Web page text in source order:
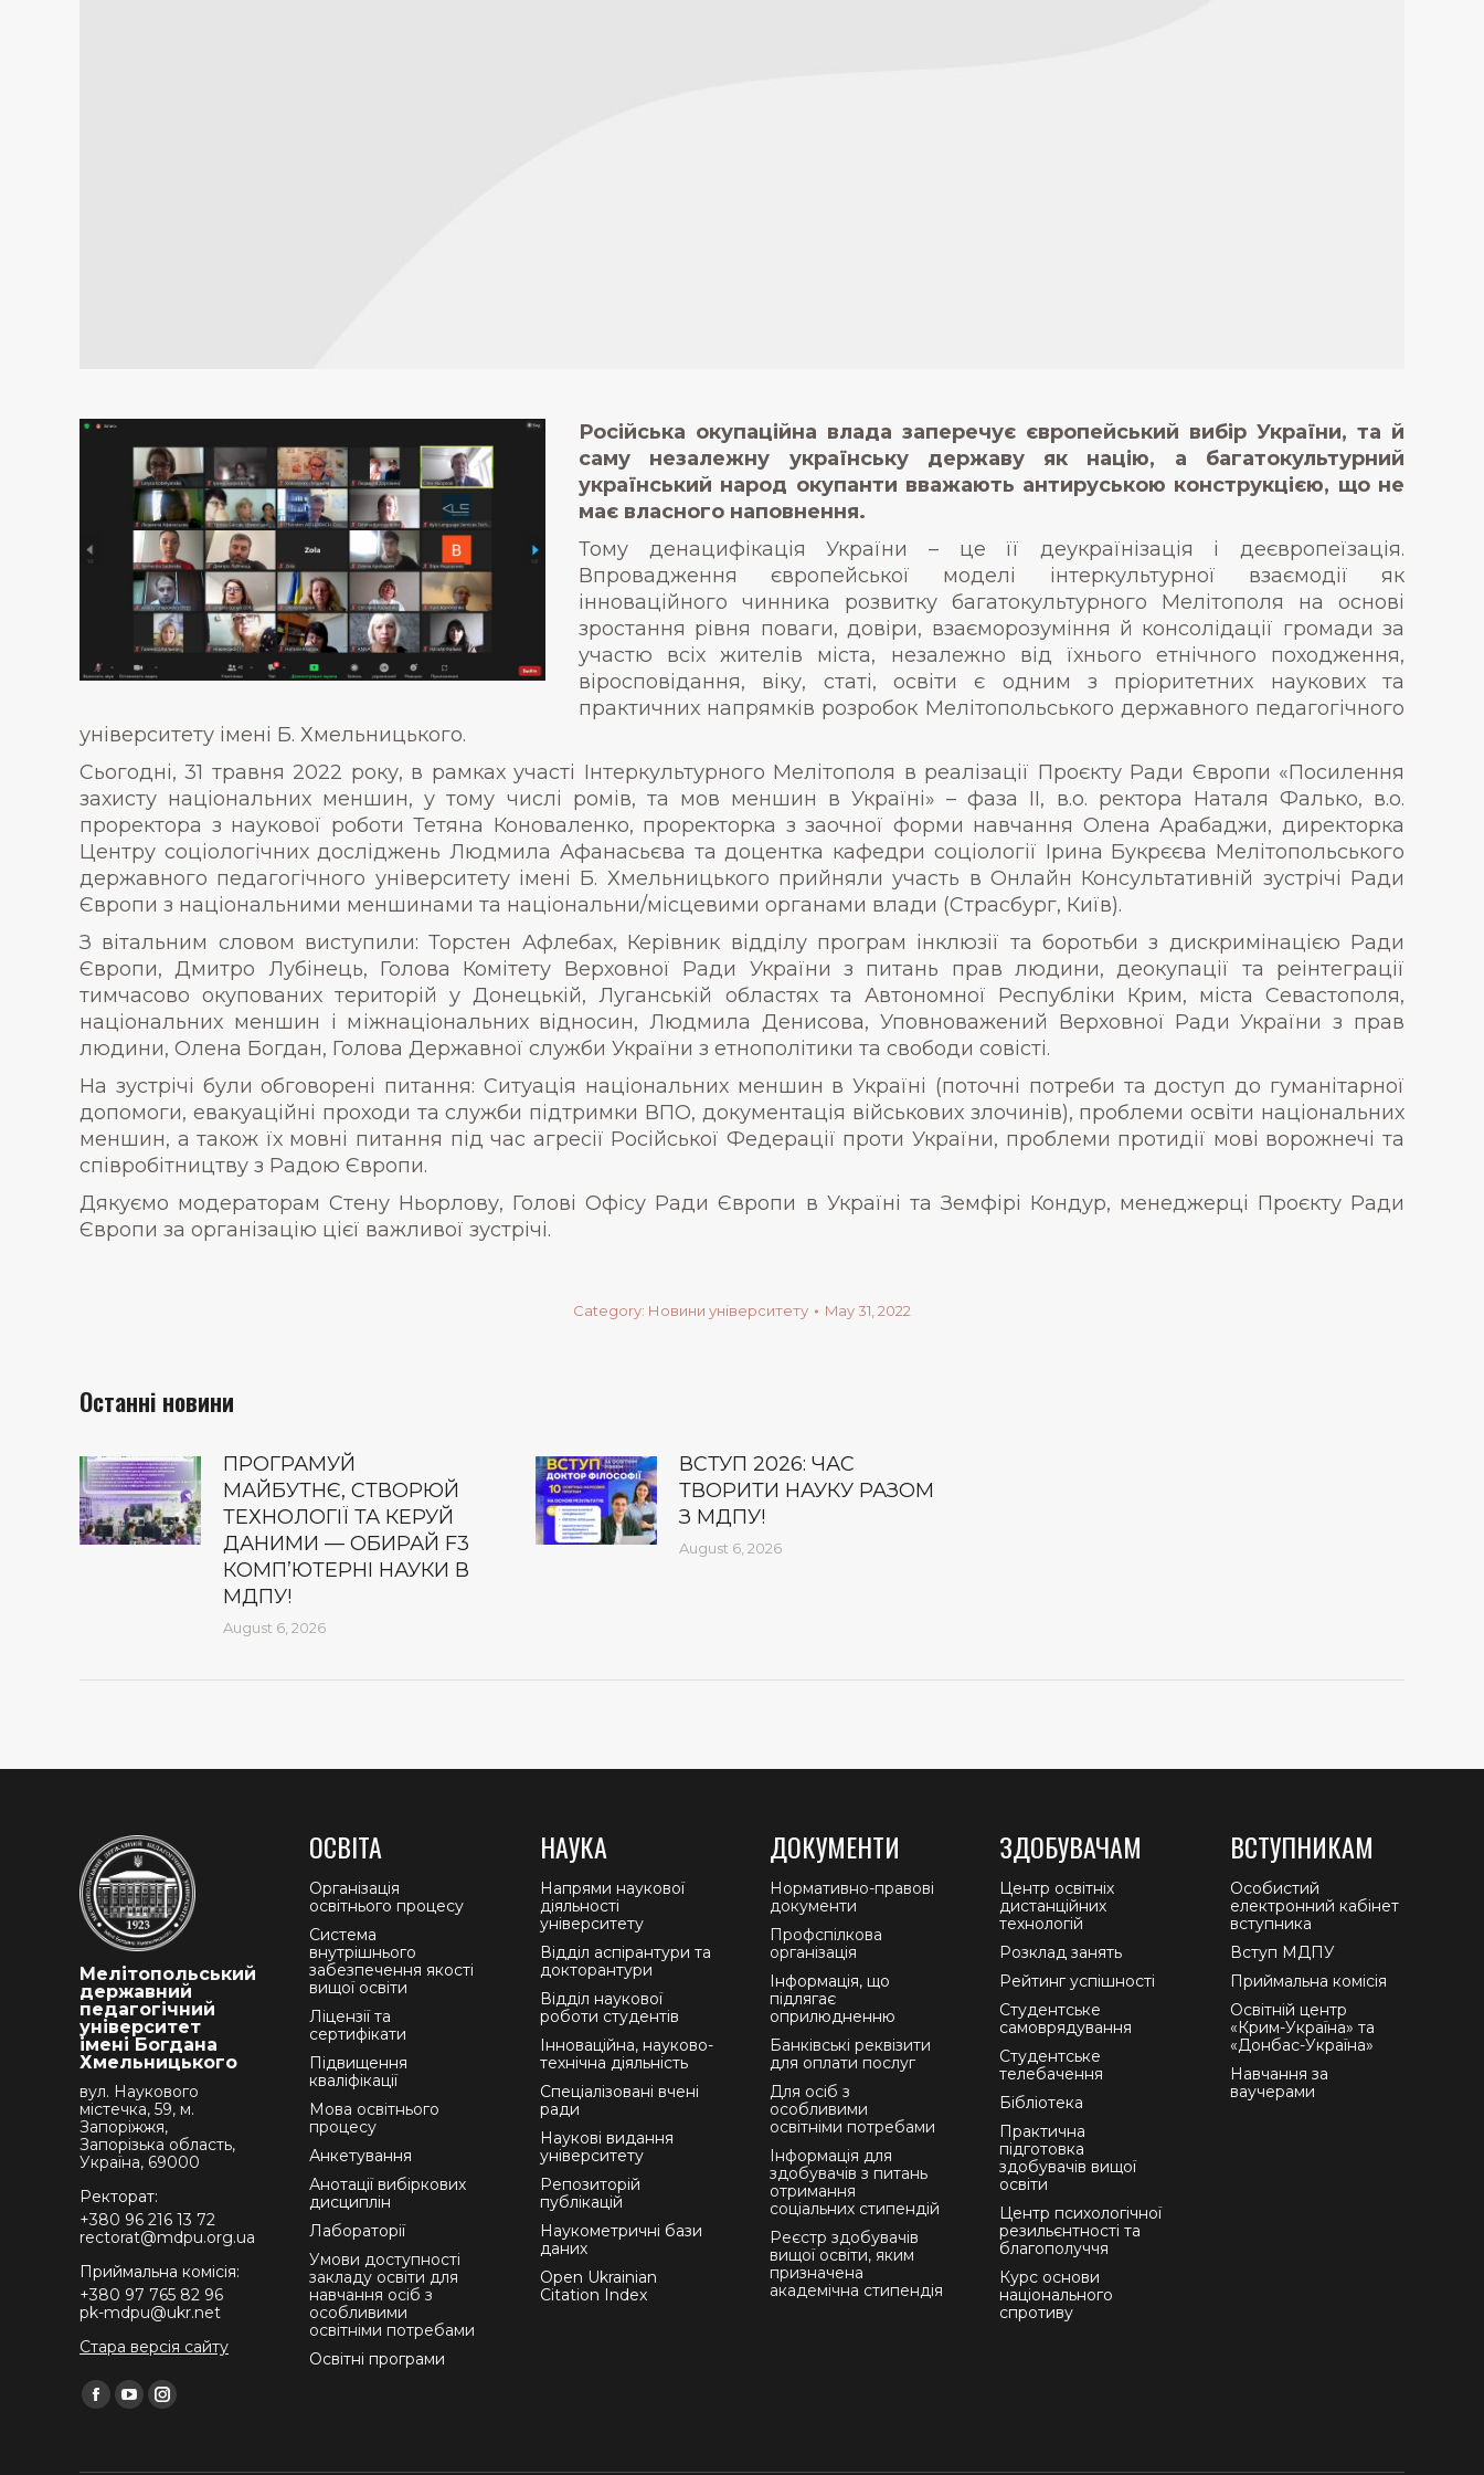
Російська окупаційна влада заперечує європейський вибір України, та й
саму незалежну українську державу як націю, а багатокультурний
український народ окупанти вважають антируською конструкцією, що не
має власного наповнення.
Тому денацифікація України – це її деукраїнізація і деєвропеїзація.
Впровадження європейської моделі інтеркультурної взаємодії як
інноваційного чинника розвитку багатокультурного Мелітополя на основі
зростання рівня поваги, довіри, взаєморозуміння й консолідації громади за
участю всіх жителів міста, незалежно від їхнього етнічного походження,
віросповідання, віку, статі, освіти є одним з пріоритетних наукових та
практичних напрямків розробок Мелітопольського державного педагогічного
університету імені Б. Хмельницького.
Сьогодні, 31 травня 2022 року, в рамках участі Інтеркультурного Мелітополя в реалізації Проєкту Ради Європи «Посилення
захисту національних меншин, у тому числі ромів, та мов меншин в Україні» – фаза ІІ, в.о. ректора Наталя Фалько, в.о.
проректора з наукової роботи Тетяна Коноваленко, проректорка з заочної форми навчання Олена Арабаджи, директорка
Центру соціологічних досліджень Людмила Афанасьєва та доцентка кафедри соціології Ірина Букрєєва Мелітопольського
державного педагогічного університету імені Б. Хмельницького прийняли участь в Онлайн Консультативній зустрічі Ради
Європи з національними меншинами та національни/місцевими органами влади (Страсбург, Київ).
З вітальним словом виступили: Торстен Афлебах, Керівник відділу програм інклюзії та боротьби з дискримінацією Ради
Європи, Дмитро Лубінець, Голова Комітету Верховної Ради України з питань прав людини, деокупації та реінтеграції
тимчасово окупованих територій у Донецькій, Луганській областях та Автономної Республіки Крим, міста Севастополя,
національних меншин і міжнаціональних відносин, Людмила Денисова, Уповноважений Верховної Ради України з прав
людини, Олена Богдан, Голова Державної служби України з етнополітики та свободи совісті.
На зустрічі були обговорені питання: Ситуація національних меншин в Україні (поточні потреби та доступ до гуманітарної
допомоги, евакуаційні проходи та служби підтримки ВПО, документація військових злочинів), проблеми освіти національних
меншин, а також їх мовні питання під час агресії Російської Федерації проти України, проблеми протидії мові ворожнечі та
співробітництву з Радою Європи.
Дякуємо модераторам Стену Ньорлову, Голові Офісу Ради Європи в Україні та Земфірі Кондур, менеджерці Проєкту Ради
Європи за організацію цієї важливої зустрічі.
Category: Новини університету May 31, 2022
Останні новини
ПРОГРАМУЙ
МАЙБУТНЄ, СТВОРЮЙ
ТЕХНОЛОГІЇ ТА КЕРУЙ
ДАНИМИ — ОБИРАЙ F3
КОМП’ЮТЕРНІ НАУКИ В
МДПУ!
August 6, 2026
ВСТУП 2026: ЧАС
ТВОРИТИ НАУКУ РАЗОМ
З МДПУ!
August 6, 2026
Мелітопольський
державний
педагогічний
університет
імені Богдана
Хмельницького
вул. Наукового
містечка, 59, м.
Запоріжжя,
Запорізька область,
Україна, 69000
Ректорат:
+380 96 216 13 72
rectorat@mdpu.org.ua
Приймальна комісія:
+380 97 765 82 96
pk-mdpu@ukr.net
Стара версія сайту
Find us on:
Facebook
YouTubeInstagram
ОСВІТА
Організація
освітнього процесу
Система
внутрішнього
забезпечення якості
вищої освіти
Ліцензії та
сертифікати
Підвищення
кваліфікації
Мова освітнього
процесу
Анкетування
Анотації вибіркових
дисциплін
Лабораторії
Умови доступності
закладу освіти для
навчання осіб з
особливими
освітніми потребами
Освітні програми
НАУКА
Напрями наукової
діяльності
університету
Відділ аспірантури та
докторантури
Відділ наукової
роботи студентів
Інноваційна, науково-
технічна діяльність
Спеціалізовані вчені
ради
Наукові видання
університету
Репозиторій
публікацій
Наукометричні бази
даних
Open Ukrainian
Citation Index
ДОКУМЕНТИ
Нормативно-правові
документи
Профспілкова
організація
Інформація, що
підлягає
оприлюдненню
Банківські реквізити
для оплати послуг
Для осіб з
особливими
освітніми потребами
Інформація для
здобувачів з питань
отримання
соціальних стипендій
Реєстр здобувачів
вищої освіти, яким
призначена
академічна стипендія
ЗДОБУВАЧАМ
Центр освітніх
дистанційних
технологій
Розклад занять
Рейтинг успішності
Студентське
самоврядування
Студентське
телебачення
Бібліотека
Практична
підготовка
здобувачів вищої
освіти
Центр психологічної
резильєнтності та
благополуччя
Курс основи
національного
спротиву
ВСТУПНИКАМ
Особистий
електронний кабінет
вступника
Вступ МДПУ
Приймальна комісія
Освітній центр
«Крим-Україна» та
«Донбас-Україна»
Навчання за
ваучерами